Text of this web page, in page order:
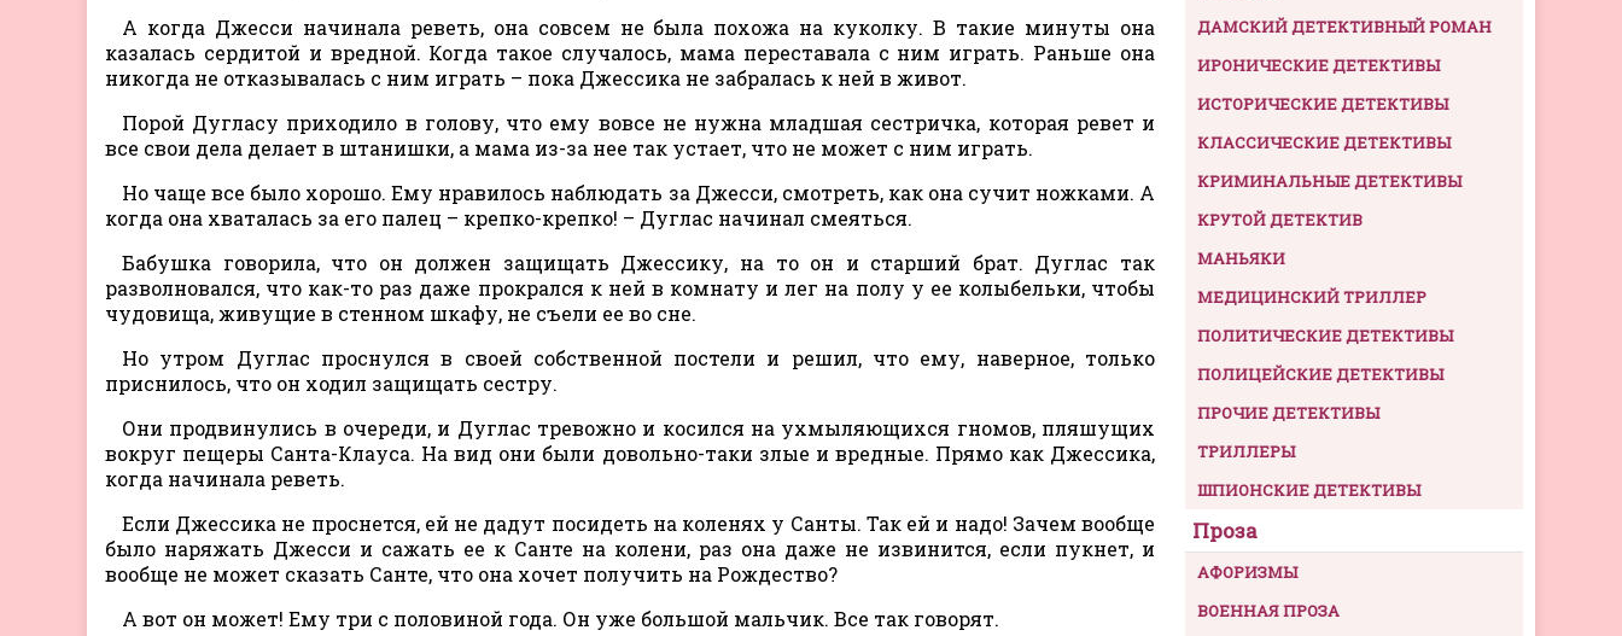
А когда Джесси начинала реветь, она совсем не была похожа на куколку. В такие минуты она
казалась сердитой и вредной. Когда такое случалось, мама переставала с ним играть. Раньше она
никогда не отказывалась с ним играть – пока Джессика не забралась к ней в живот.
Порой Дугласу приходило в голову, что ему вовсе не нужна младшая сестричка, которая ревет и
все свои дела делает в штанишки, а мама из-за нее так устает, что не может с ним играть.
Но чаще все было хорошо. Ему нравилось наблюдать за Джесси, смотреть, как она сучит ножками. А
когда она хваталась за его палец – крепко-крепко! – Дуглас начинал смеяться.
Бабушка говорила, что он должен защищать Джессику, на то он и старший брат. Дуглас так
разволновался, что как-то раз даже прокрался к ней в комнату и лег на полу у ее колыбельки, чтобы
чудовища, живущие в стенном шкафу, не съели ее во сне.
Но утром Дуглас проснулся в своей собственной постели и решил, что ему, наверное, только
приснилось, что он ходил защищать сестру.
Они продвинулись в очереди, и Дуглас тревожно и косился на ухмыляющихся гномов, пляшущих
вокруг пещеры Санта-Клауса. На вид они были довольно-таки злые и вредные. Прямо как Джессика,
когда начинала реветь.
Если Джессика не проснется, ей не дадут посидеть на коленях у Санты. Так ей и надо! Зачем вообще
было наряжать Джесси и сажать ее к Санте на колени, раз она даже не извинится, если пукнет, и
вообще не может сказать Санте, что она хочет получить на Рождество?
А вот он может! Ему три с половиной года. Он уже большой мальчик. Все так говорят.
ДАМСКИЙ ДЕТЕКТИВНЫЙ РОМАН
ИРОНИЧЕСКИЕ ДЕТЕКТИВЫ
ИСТОРИЧЕСКИЕ ДЕТЕКТИВЫ
КЛАССИЧЕСКИЕ ДЕТЕКТИВЫ
КРИМИНАЛЬНЫЕ ДЕТЕКТИВЫ
КРУТОЙ ДЕТЕКТИВ
МАНЬЯКИ
МЕДИЦИНСКИЙ ТРИЛЛЕР
ПОЛИТИЧЕСКИЕ ДЕТЕКТИВЫ
ПОЛИЦЕЙСКИЕ ДЕТЕКТИВЫ
ПРОЧИЕ ДЕТЕКТИВЫ
ТРИЛЛЕРЫ
ШПИОНСКИЕ ДЕТЕКТИВЫ
Проза
АФОРИЗМЫ
ВОЕННАЯ ПРОЗА